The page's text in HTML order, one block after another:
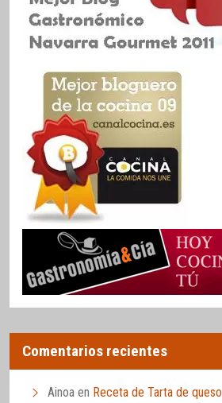
Comentarios recientes
Ainoa en Receta de Tarta de queso